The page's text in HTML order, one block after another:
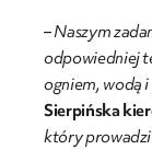
– Naszym
odpowiedniej
ogniem, wodą
Sierpińska
który prowadzi